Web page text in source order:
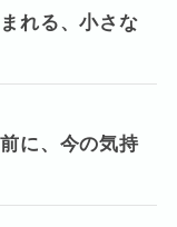
れる、小さな
に、今の気持